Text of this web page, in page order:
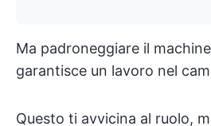
Ma padroneggiare il
garantisce un lavoro nel
Questo ti avvicina al ruolo,